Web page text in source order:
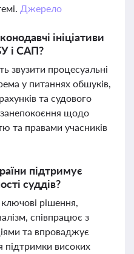
Джерело
ініціативи
і САП?
звузити процесуальні
у питаннях обшуків,
та судового
щодо
та правами учасників
підтримує
суддів?
рішення,
співпрацює з
та впроваджує
підтримки високих